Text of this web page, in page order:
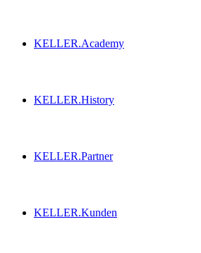
KELLER.Academy
KELLER.History
KELLER.Partner
KELLER.Kunden